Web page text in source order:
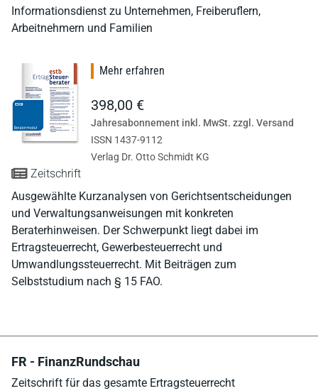
Informationsdienst zu Unternehmen, Freiberuflern,
Arbeitnehmern und Familien
Zeitschrift
Ausgewählte Kurzanalysen von Gerichtsentscheidungen
und Verwaltungsanweisungen mit konkreten
Beraterhinweisen. Der Schwerpunkt liegt dabei im
Ertragsteuerrecht, Gewerbesteuerrecht und
Umwandlungssteuerrecht. Mit Beiträgen zum
Selbststudium nach § 15 FAO.
Mehr erfahren
398,00 €
Jahresabonnement inkl. MwSt. zzgl. Versand
ISSN 1437-9112
Verlag Dr. Otto Schmidt KG
FR - FinanzRundschau
Zeitschrift für das gesamte Ertragsteuerrecht